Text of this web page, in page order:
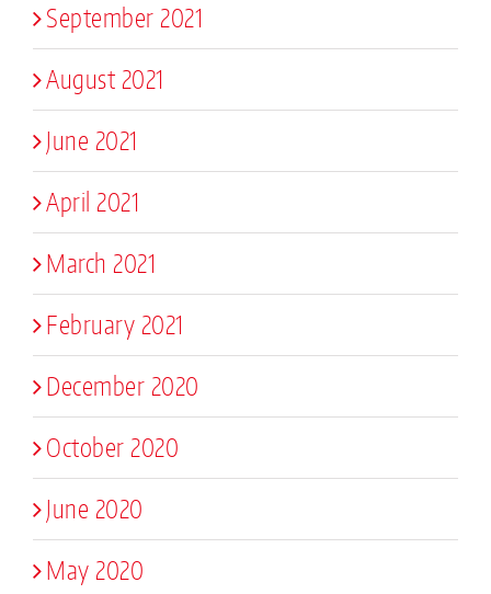
September 2021
August 2021
June 2021
April 2021
March 2021
February 2021
December 2020
October 2020
June 2020
May 2020